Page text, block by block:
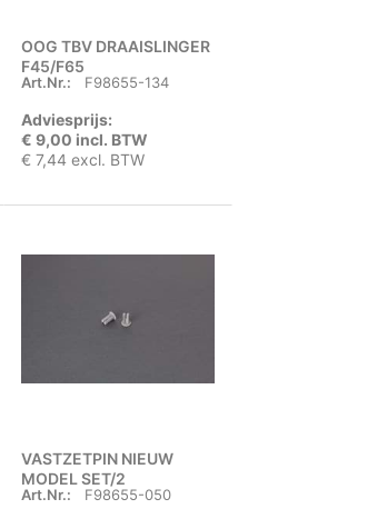
OOG TBV DRAAISLINGER
F45/F65
Art.Nr.: F98655-134
Adviesprijs:
€ 9,00 incl. BTW
€ 7,44 excl. BTW
VASTZETPIN NIEUW
MODEL SET/2
Art.Nr.: F98655-050